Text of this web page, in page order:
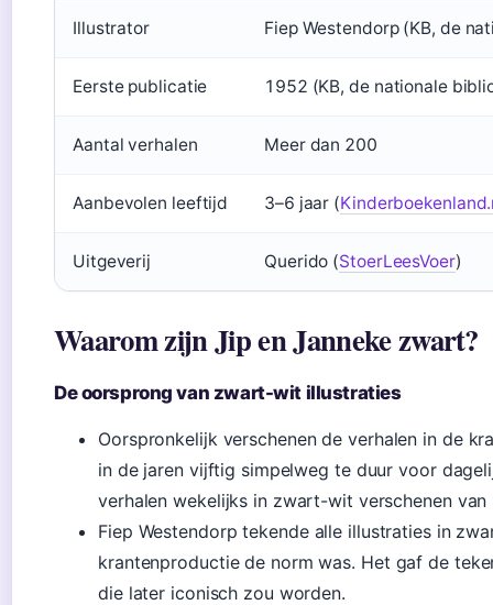
Illustrator Fiep Westendorp (KB, de
Eerste publicatie 1952 (KB, de nationale
Aantal verhalen Meer dan 200
Aanbevolen leeftijd 3–6 jaar (
Uitgeverij Querido (StoerLeesVoer)
Waarom zijn Jip en Janneke zwart?
De oorsprong van zwart-wit illustraties
Oorspronkelijk verschenen de verhalen in de
in de jaren vijftig simpelweg te duur voor
verhalen wekelijks in zwart-wit verschenen van
Fiep Westendorp tekende alle illustraties in
krantenproductie de norm was. Het gaf de
die later iconisch zou worden.